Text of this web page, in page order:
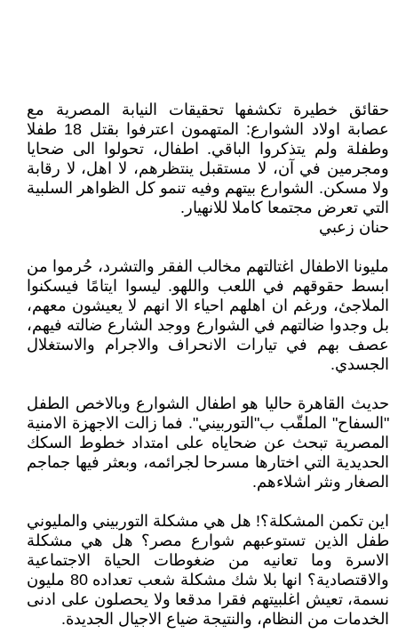
حقائق خطيرة تكشفها تحقيقات النيابة المصرية مع
عصابة اولاد الشوارع: المتهمون اعترفوا بقتل 18 طفلا
وطفلة ولم يتذكروا الباقي. اطفال، تحولوا الى ضحايا
ومجرمين في آن، لا مستقبل ينتظرهم، لا اهل، لا رقابة
ولا مسكن. الشوارع بيتهم وفيه تنمو كل الظواهر السلبية
التي تعرض مجتمعا كاملا للانهيار.
حنان زعبي
مليونا الاطفال اغتالتهم مخالب الفقر والتشرد، حُرموا من
ابسط حقوقهم في اللعب واللهو. ليسوا ايتامًا فيسكنوا
الملاجئ، ورغم ان اهلهم احياء الا انهم لا يعيشون معهم،
بل وجدوا ضالتهم في الشوارع ووجد الشارع ضالته فيهم،
عصف بهم في تيارات الانحراف والاجرام والاستغلال
الجسدي.
حديث القاهرة حاليا هو اطفال الشوارع وبالاخص الطفل
"السفاح" الملقّب ب"التوربيني". فما زالت الاجهزة الامنية
المصرية تبحث عن ضحاياه على امتداد خطوط السكك
الحديدية التي اختارها مسرحا لجرائمه، وبعثر فيها جماجم
الصغار ونثر اشلاءهم.
اين تكمن المشكلة؟! هل هي مشكلة التوربيني والمليوني
طفل الذين تستوعبهم شوارع مصر؟ هل هي مشكلة
الاسرة وما تعانيه من ضغوطات الحياة الاجتماعية
والاقتصادية؟ انها بلا شك مشكلة شعب تعداده 80 مليون
نسمة، تعيش اغلبيتهم فقرا مدقعا ولا يحصلون على ادنى
الخدمات من النظام، والنتيجة ضياع الاجيال الجديدة.